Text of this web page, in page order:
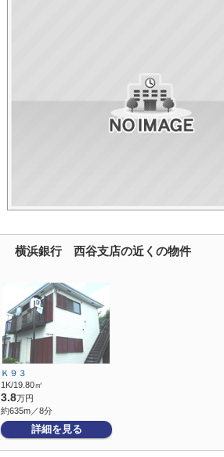
横浜銀行 西谷支店の近くの物件
Ｋ９３
1K/19.80㎡
3.8万円
約635m／8分
詳細を見る